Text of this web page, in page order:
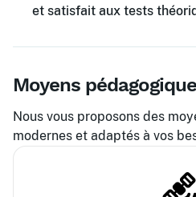
et satisfait aux tests
Moyens
Nous vous proposons des
modernes et adaptés à vos